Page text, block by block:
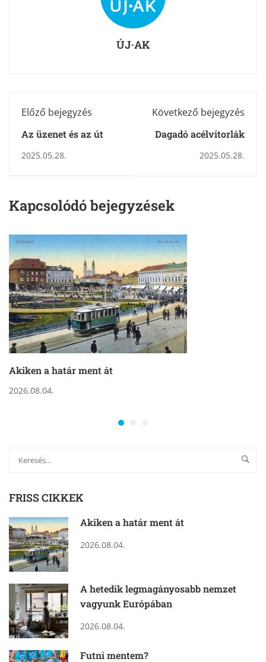
ÚJ·AK
Előző bejegyzés
Az üzenet és az út
2025.05.28.
Következő bejegyzés
Dagadó acélvitorlák
2025.05.28.
Kapcsolódó bejegyzések
Akiken a határ ment át
2026.08.04.
FRISS CIKKEK
Akiken a határ ment át
2026.08.04.
A hetedik legmagányosabb nemzet
vagyunk Európában
2026.08.04.
Futni mentem?